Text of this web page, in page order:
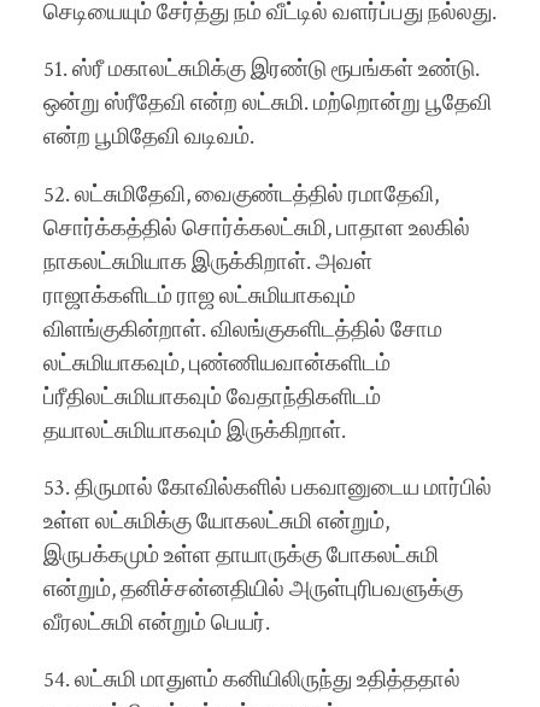
செடியையும் சேர்த்து நம் வீட்டில் வளர்ப்பது நல்லது.
51. ஸ்ரீ மகாலட்சுமிக்கு இரண்டு ரூபங்கள் உண்டு.
ஒன்று ஸ்ரீதேவி என்ற லட்சுமி. மற்றொன்று பூதேவி
என்ற பூமிதேவி வடிவம்.
52. லட்சுமிதேவி, வைகுண்டத்தில் ரமாதேவி,
சொர்க்கத்தில் சொர்க்கலட்சுமி, பாதாள உலகில்
நாகலட்சுமியாக இருக்கிறாள். அவள்
ராஜாக்களிடம் ராஜ லட்சுமியாகவும்
விளங்குகின்றாள். விலங்குகளிடத்தில் சோம
லட்சுமியாகவும், புண்ணியவான்களிடம்
ப்ரீதிலட்சுமியாகவும் வேதாந்திகளிடம்
தயாலட்சுமியாகவும் இருக்கிறாள்.
53. திருமால் கோவில்களில் பகவானுடைய மார்பில்
உள்ள லட்சுமிக்கு யோகலட்சுமி என்றும்,
இருபக்கமும் உள்ள தாயாருக்கு போகலட்சுமி
என்றும், தனிச்சன்னதியில் அருள்புரிபவளுக்கு
வீரலட்சுமி என்றும் பெயர்.
54. லட்சுமி மாதுளம் கனியிலிருந்து உதித்ததால்